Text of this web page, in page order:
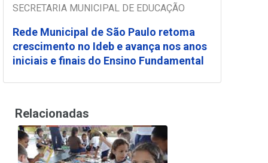
SECRETARIA MUNICIPAL DE EDUCAÇÃO
Rede Municipal de São Paulo retoma
crescimento no Ideb e avança nos anos
iniciais e finais do Ensino Fundamental
Relacionadas